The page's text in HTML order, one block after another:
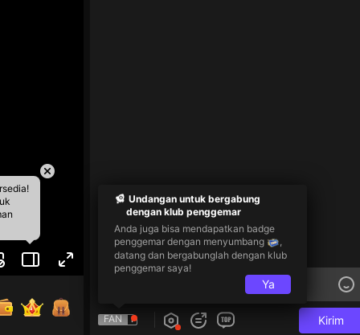
FAN Kirim
Undangan untuk bergabung
dengan klub penggemar
Anda juga bisa mendapatkan badge
penggemar dengan menyumbang
,
datang dan bergabunglah dengan klub
penggemar saya!
Ya